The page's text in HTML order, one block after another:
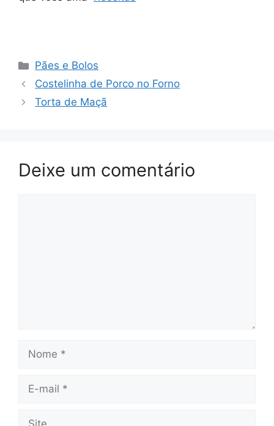
Categorias
Pães e Bolos
Costelinha de Porco no Forno
Torta de Maçã
Deixe um comentário
Nome
Site